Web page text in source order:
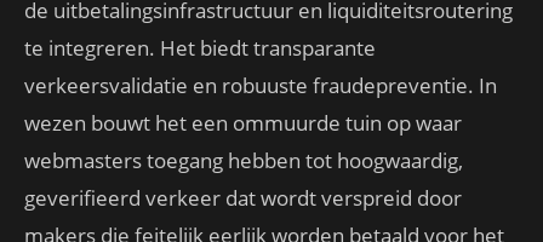
de uitbetalingsinfrastructuur en liquiditeitsroutering
te integreren. Het biedt transparante
verkeersvalidatie en robuuste fraudepreventie. In
wezen bouwt het een ommuurde tuin op waar
webmasters toegang hebben tot hoogwaardig,
geverifieerd verkeer dat wordt verspreid door
makers die feitelijk eerlijk worden betaald voor het